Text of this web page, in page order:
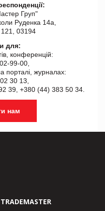
Груп"
Руденка 14а,
03194
для:
конференцій:
99-00,
порталі, журналах:
30 13,
39, +380 (44) 383 50 34.
нам